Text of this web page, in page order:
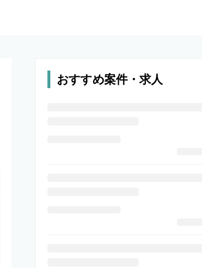
おすすめ案件・求人